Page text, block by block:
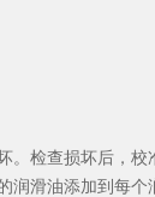
检查损坏后，
滑油添加到每